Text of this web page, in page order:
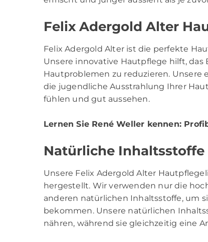
Felix Adergold Alter
Felix Adergold Alter ist die perfekte
Unsere innovative Hautpflege hilft,
Hautproblemen zu reduzieren.
die jugendliche Ausstrahlung Ihrer
fühlen und gut aussehen.
Lernen Sie René Weller kennen:
Natürliche Inhaltsstoffe
Unsere Felix Adergold Alter
hergestellt. Wir verwenden nur die
anderen natürlichen Inhaltsstoffe, um
bekommen. Unsere natürlichen
nähren, während sie gleichzeitig eine